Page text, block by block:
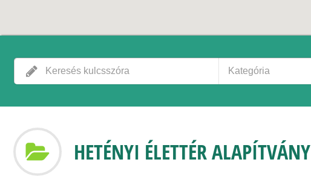
Kategória
HETÉNYI ÉLETTÉR ALAPÍTVÁNY